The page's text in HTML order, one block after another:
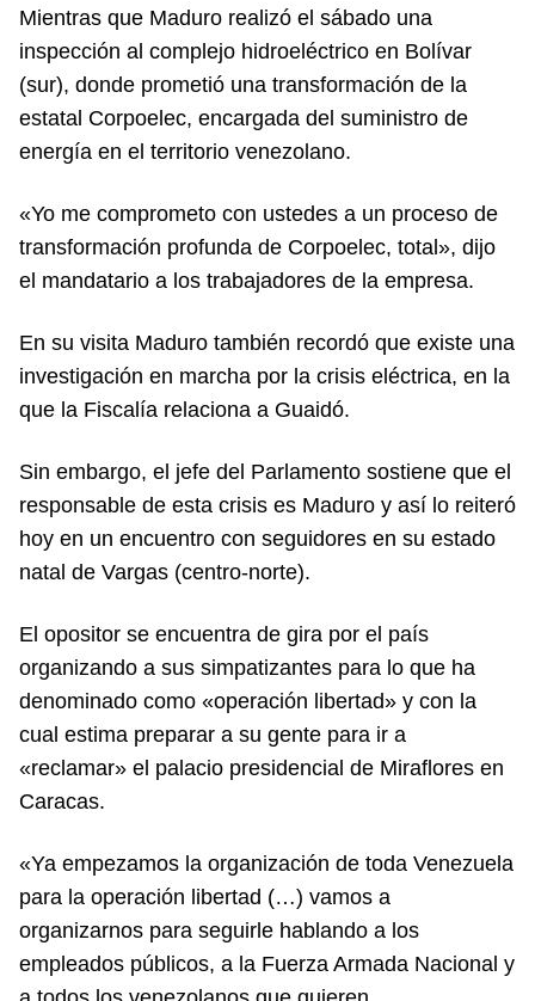
Mientras que Maduro realizó el sábado una
inspección al complejo hidroeléctrico en Bolívar
(sur), donde prometió una transformación de la
estatal Corpoelec, encargada del suministro de
energía en el territorio venezolano.
«Yo me comprometo con ustedes a un proceso de
transformación profunda de Corpoelec, total», dijo
el mandatario a los trabajadores de la empresa.
En su visita Maduro también recordó que existe una
investigación en marcha por la crisis eléctrica, en la
que la Fiscalía relaciona a Guaidó.
Sin embargo, el jefe del Parlamento sostiene que el
responsable de esta crisis es Maduro y así lo reiteró
hoy en un encuentro con seguidores en su estado
natal de Vargas (centro-norte).
El opositor se encuentra de gira por el país
organizando a sus simpatizantes para lo que ha
denominado como «operación libertad» y con la
cual estima preparar a su gente para ir a
«reclamar» el palacio presidencial de Miraflores en
Caracas.
«Ya empezamos la organización de toda Venezuela
para la operación libertad (…) vamos a
organizarnos para seguirle hablando a los
empleados públicos, a la Fuerza Armada Nacional y